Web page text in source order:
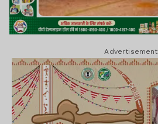
Advertisement